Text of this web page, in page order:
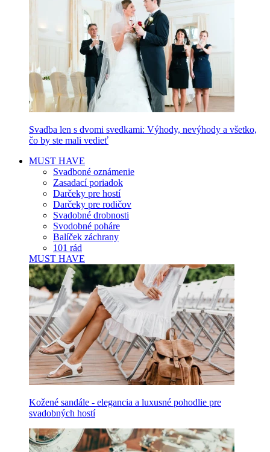
Svadba len s dvomi svedkami: Výhody, nevýhody a všetko,
čo by ste mali vedieť
MUST HAVE
Svadboné oznámenie
Zasadací poriadok
Darčeky pre hostí
Darčeky pre rodičov
Svadobné drobnosti
Svodobné poháre
Balíček záchrany
101 rád
MUST HAVE
Kožené sandále - elegancia a luxusné pohodlie pre
svadobných hostí